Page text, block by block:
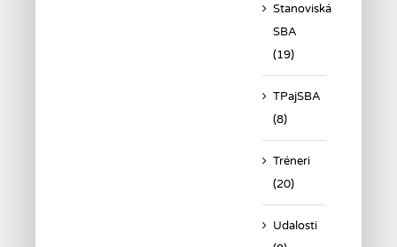
Stanoviská
SBA
(19)
TPajSBA
(8)
Tréneri
(20)
Udalosti